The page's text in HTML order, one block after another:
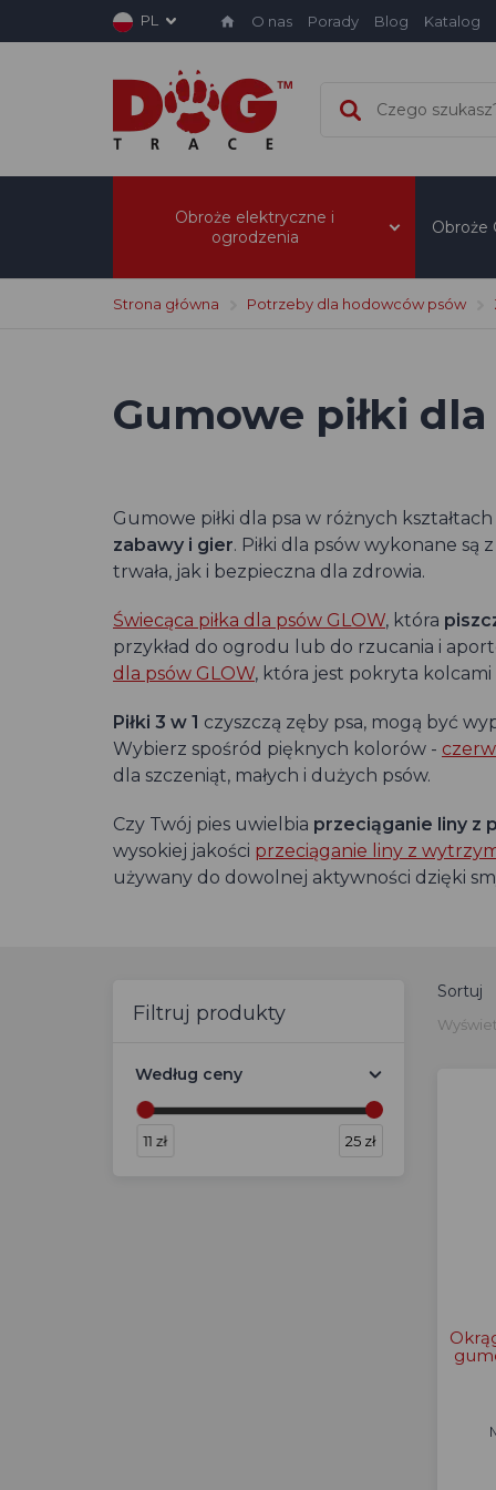
PL O nas Porady Blog Katalog
Obroże elektryczne i
ogrodzenia
Obroże
Strona główna Potrzeby dla hodowców psów
Gumowe piłki
Gumowe piłki dla psa w różnych
zabawy i gier. Piłki dla psów wykonane
trwała, jak i bezpieczna dla zdrowia.
Świecąca piłka dla psów GLOW, która
przykład do ogrodu lub do rzucania i
dla psów GLOW, która jest pokryta kolcami
Piłki 3 w 1 czyszczą zęby psa, mogą być
Wybierz spośród pięknych kolorów -
dla szczeniąt, małych i dużych psów.
Czy Twój pies uwielbia przeciąganie liny z
wysokiej jakości przeciąganie liny z
używany do dowolnej aktywności dzięki
Filtruj produkty
Według ceny
11 zł 25 zł
Sortuj